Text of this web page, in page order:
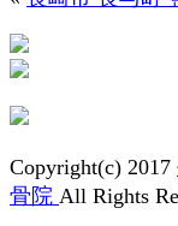
Copyright(c) 2017
骨院 All Rights